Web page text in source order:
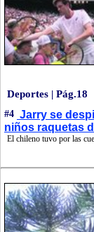
Deportes | Pág.18
#4 Jarry se
niños raquetas
El chileno tuvo por las